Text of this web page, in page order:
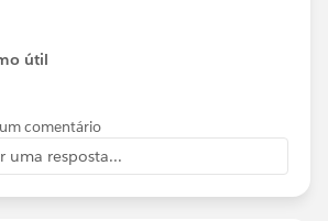
にパブリッシュ
、所謂「データが空の状態になる事
は2024.3.1、Tableau Cloudは
ます。
しています。
útil
comentário
uma resposta...